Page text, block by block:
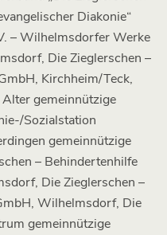
Diakonie“
– Wilhelmsdorfer Werke
Die Zieglerschen –
Kirchheim/Teck,
gemeinnützige
Sozialstation
gemeinnützige
– Behindertenhilfe
Die Zieglerschen –
Wilhelmsdorf, Die
gemeinnützige